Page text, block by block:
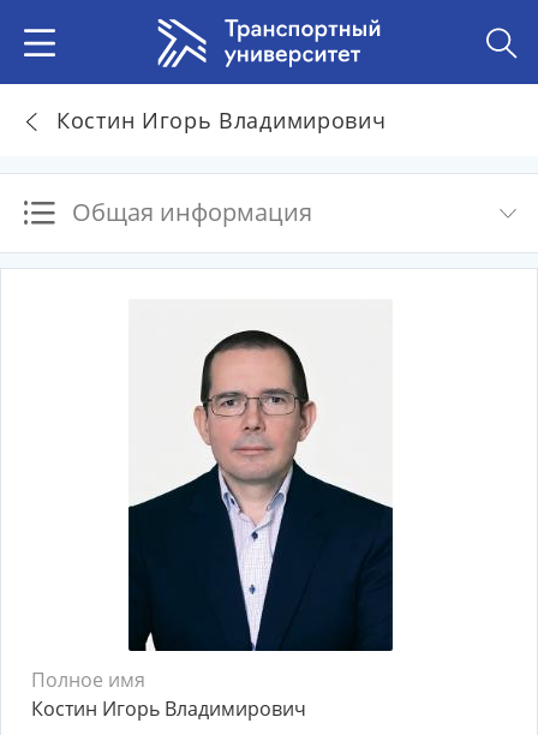
Костин Игорь Владимирович
Общая информация
Полное имя
Костин Игорь Владимирович